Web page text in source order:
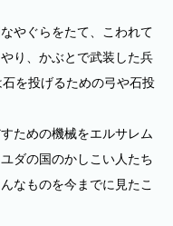
やぐらをたて、こわれて
り、かぶとで武装した兵
を投げるための弓や石投
ための機械をエルサレム
ダの国のかしこい人たち
なものを今までに見たこ